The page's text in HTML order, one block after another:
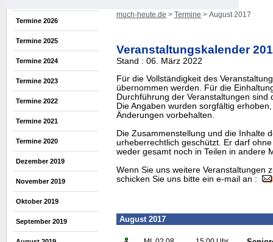
Termine 2026
Termine 2025
Termine 2024
Termine 2023
Termine 2022
Termine 2021
Termine 2020
Dezember 2019
November 2019
Oktober 2019
September 2019
much-heute.de > Termine > August 2017
Veranstaltungskalender
Stand : 06. März 2022
Für die Vollständigkeit des
übernommen werden. Für die
Durchführung der Veranstaltungen sind
Die Angaben wurden sorgfältig
Änderungen vorbehalten.
Die Zusammenstellung und die Inhalte
urheberrechtlich geschützt. Er darf
weder gesamt noch in Teilen in andere
Wenn Sie uns weitere Veranstaltungen
schicken Sie uns bitte ein e-mail an :
August 2017